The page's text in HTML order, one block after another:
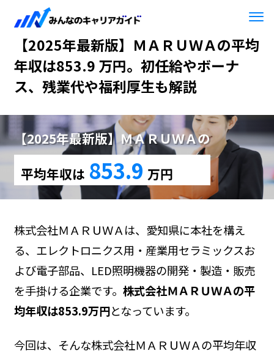
HOME 【2025年最新版】ＭＡＲＵＷＡ
【2025年最新版】ＭＡＲＵＷＡの平均
年収は853.9 万円。初任給やボーナ
ス、残業代や福利厚生も解説
【2025年最新版】ＭＡＲＵＷＡの
平均年収は 853.9 万円
株式会社ＭＡＲＵＷＡは、愛知県に本社を構え
る、エレクトロニクス用・産業用セラミックスお
よび電子部品、LED照明機器の開発・製造・販売
を手掛ける企業です。 株式会社ＭＡＲＵＷＡの平
均年収は853.9万円となっています。
今回は、そんな株式会社ＭＡＲＵＷＡの平均年収